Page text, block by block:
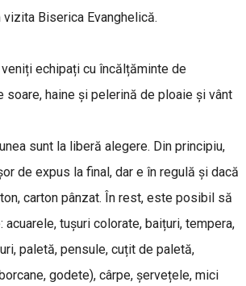
vizita Biserica Evanghelică.
echipați cu încălțăminte de
soare, haine și pelerină de ploaie și vânt
sunt la liberă alegere. Din principiu,
de expus la final, dar e în regulă și dacă
carton pânzat. În rest, este posibil să
acuarele, tușuri colorate, baițuri, tempera,
paletă, pensule, cuțit de paletă,
godete), cârpe, șervețele, mici